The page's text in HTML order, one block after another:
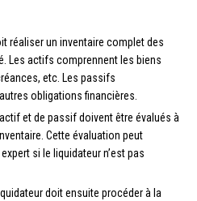
réaliser un inventaire complet des
Les actifs comprennent les biens
etc. Les passifs
obligations financières.
et de passif doivent être évalués à
Cette évaluation peut
si le liquidateur n’est pas
doit ensuite procéder à la